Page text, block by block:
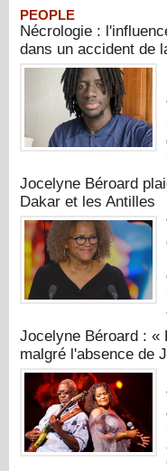
PEOPLE
Nécrologie :
dans un accident de
Jocelyne Béroard
Dakar et les Antilles
Jocelyne Béroard : «
malgré l'absence de